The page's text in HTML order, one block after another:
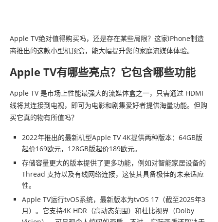
Apple TV绝对值得购买吗，还是存在某些局限？这家iPhone制造
商推出的这款小型机顶盒，能大幅提升您的家庭流媒体体验。
Apple TV有哪些亮点？它包含哪些功能
Apple TV 是市场上性能最强大的流媒体盒之一，只需通过 HDMI
线将其连接到电视，即可为电影和剧集爱好者提供海量功能。但购
买它真的物有所值吗？
2022年推出的最新机型Apple TV 4K提供两种版本：64GB版
起价169欧元，128GB版起价189欧元。
存储容量更大的版本提供了更多功能，例如对智能家居设备的
Thread 支持以及有线网络连接，这使其具备极佳的未来适应
性。
Apple TV运行tvOS系统，最新版本为tvOS 17（截至2025年3
月）。它支持4K HDR（高动态范围）和杜比视界（Dolby